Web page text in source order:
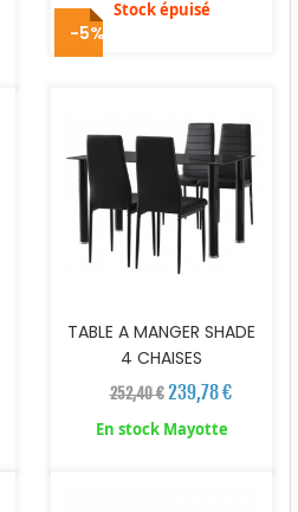
Stock épuisé
-5%
TABLE A MANGER SHADE
4 CHAISES
252,40 € 239,78 €
En stock Mayotte